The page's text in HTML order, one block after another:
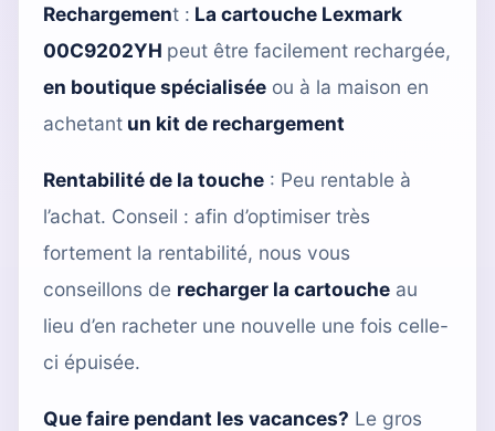
Rechargement : La cartouche Lexmark
00C9202YH peut être facilement rechargée,
en boutique spécialisée ou à la maison en
achetant un kit de rechargement
Rentabilité de la touche : Peu rentable à
l’achat. Conseil : afin d’optimiser très
fortement la rentabilité, nous vous
conseillons de recharger la cartouche au
lieu d’en racheter une nouvelle une fois celle-
ci épuisée.
Que faire pendant les vacances? Le gros